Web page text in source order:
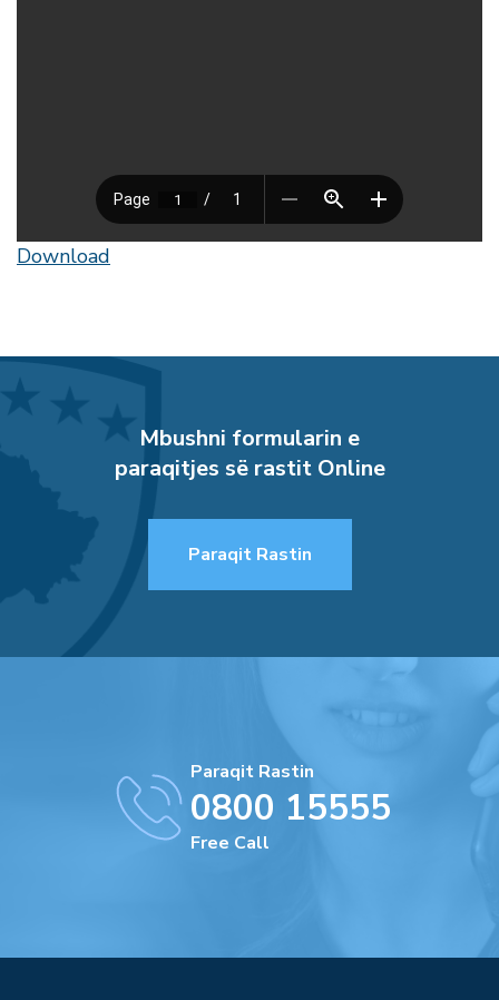
Download
Mbushni formularin e
paraqitjes së rastit Online
Paraqit Rastin
Paraqit Rastin
0800 15555
Free Call